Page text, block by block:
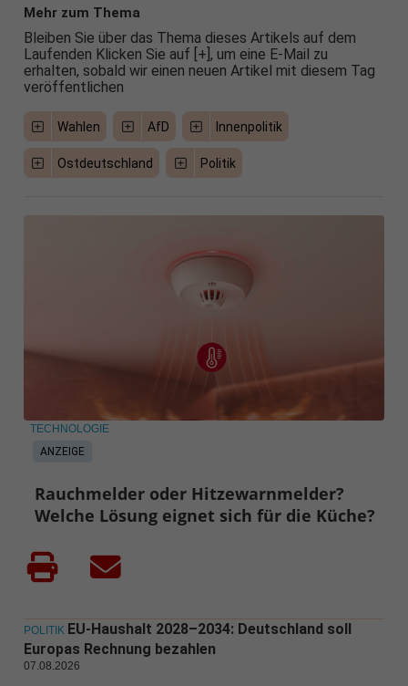
Mehr zum Thema
Bleiben Sie über das Thema dieses Artikels auf dem
Laufenden Klicken Sie auf [+], um eine E-Mail zu
erhalten, sobald wir einen neuen Artikel mit diesem Tag
veröffentlichen
Wahlen AfD Innenpolitik
Ostdeutschland Politik
ANZEIGE
TECHNOLOGIE
Rauchmelder oder Hitzewarnmelder?
Welche Lösung eignet sich für die Küche?
POLITIK EU-Haushalt 2028–2034: Deutschland soll
Europas Rechnung bezahlen
07.08.2026